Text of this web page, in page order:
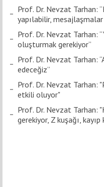
Prof. Dr. Nevzat Tarhan:
yapılabilir,
Prof. Dr. Nevzat Tarhan:
oluşturmak gerekiyor”
Prof. Dr. Nevzat Tarhan:
edeceğiz”
Prof. Dr. Nevzat Tarhan:
etkili oluyor"
Prof. Dr. Nevzat Tarhan:
gerekiyor, Z kuşağı,